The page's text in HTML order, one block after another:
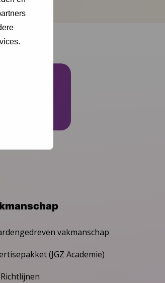
vakmanschap
(JGZ Academie)
Richtlijnen